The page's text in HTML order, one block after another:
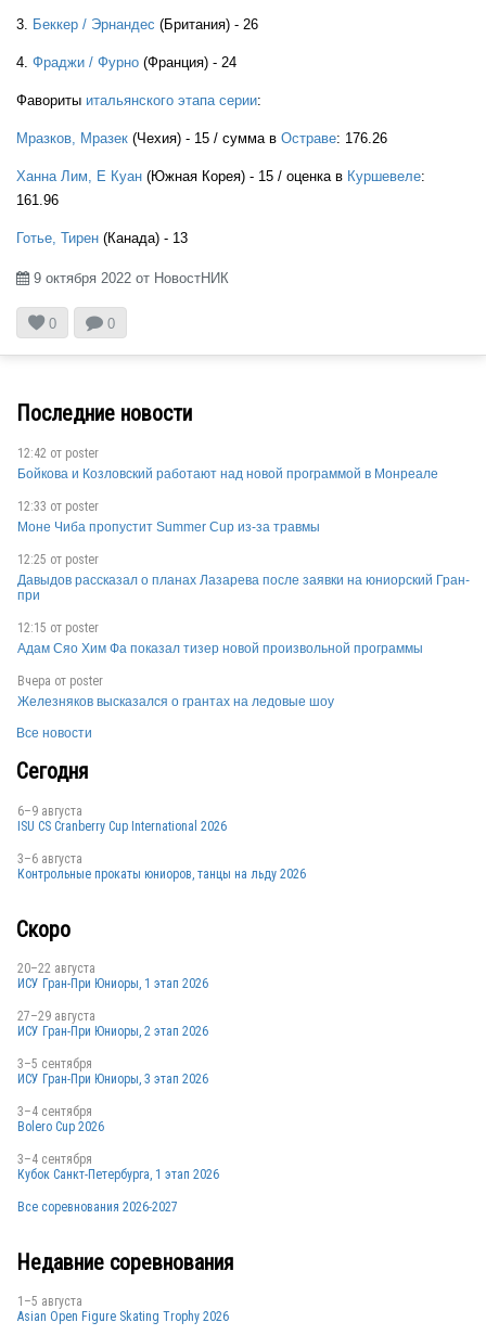
GER
GER
GER
GER
3. Беккер / Эрнандес (Британия) - 26
4. Фраджи / Фурно (Франция) - 24
Фавориты итальянского этапа серии:
Мразков, Мразек (Чехия) - 15 / сумма в Остраве: 176.26
Ханна Лим, Е Куан (Южная Корея) - 15 / оценка в Куршевеле:
161.96
Готье, Тирен (Канада) - 13
 9 октября 2022 от НовостНИК
0  0
Последние новости
12:42 от poster
Бойкова и Козловский работают над новой программой в Монреале
12:33 от poster
Моне Чиба пропустит Summer Cup из-за травмы
12:25 от poster
Давыдов рассказал о планах Лазарева после заявки на юниорский Гран-
при
12:15 от poster
Адам Сяо Хим Фа показал тизер новой произвольной программы
Вчера от poster
Железняков высказался о грантах на ледовые шоу
Все новости
Сегодня
6–9 августа
ISU CS Cranberry Cup International 2026
3–6 августа
Контрольные прокаты юниоров, танцы на льду 2026
Скоро
20–22 августа
ИСУ Гран-При Юниоры, 1 этап 2026
27–29 августа
ИСУ Гран-При Юниоры, 2 этап 2026
3–5 сентября
ИСУ Гран-При Юниоры, 3 этап 2026
3–4 сентября
Bolero Cup 2026
3–4 сентября
Кубок Санкт-Петербурга, 1 этап 2026
Все соревнования 2026-2027
Недавние соревнования
1–5 августа
Asian Open Figure Skating Trophy 2026